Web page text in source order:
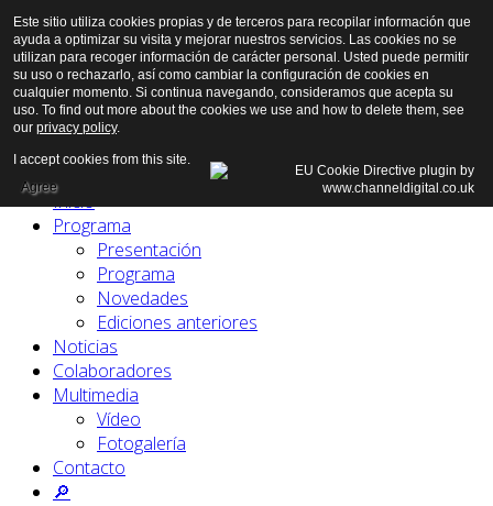
Inicio
Programa
Presentación
Programa
Novedades
Ediciones anteriores
Noticias
Colaboradores
Multimedia
Vídeo
Fotogalería
Contacto
🔎
Este sitio utiliza cookies propias y de terceros para recopilar información que
ayuda a optimizar su visita y mejorar nuestros servicios. Las cookies no se
utilizan para recoger información de carácter personal. Usted puede permitir
su uso o rechazarlo, así como cambiar la configuración de cookies en
cualquier momento. Si continua navegando, consideramos que acepta su
uso. To find out more about the cookies we use and how to delete them, see
our privacy policy.
I accept cookies from this site.
Agree